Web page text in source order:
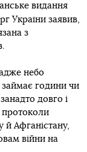
видання
України заявив,
з
небо
години чи
довго і
протоколи
й Афганістану,
війни на